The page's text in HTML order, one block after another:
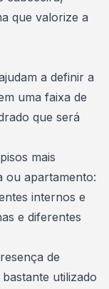
que valorize a
a definir a
uma faixa de
que será
mais
ou apartamento:
internos e
e diferentes
de
utilizado